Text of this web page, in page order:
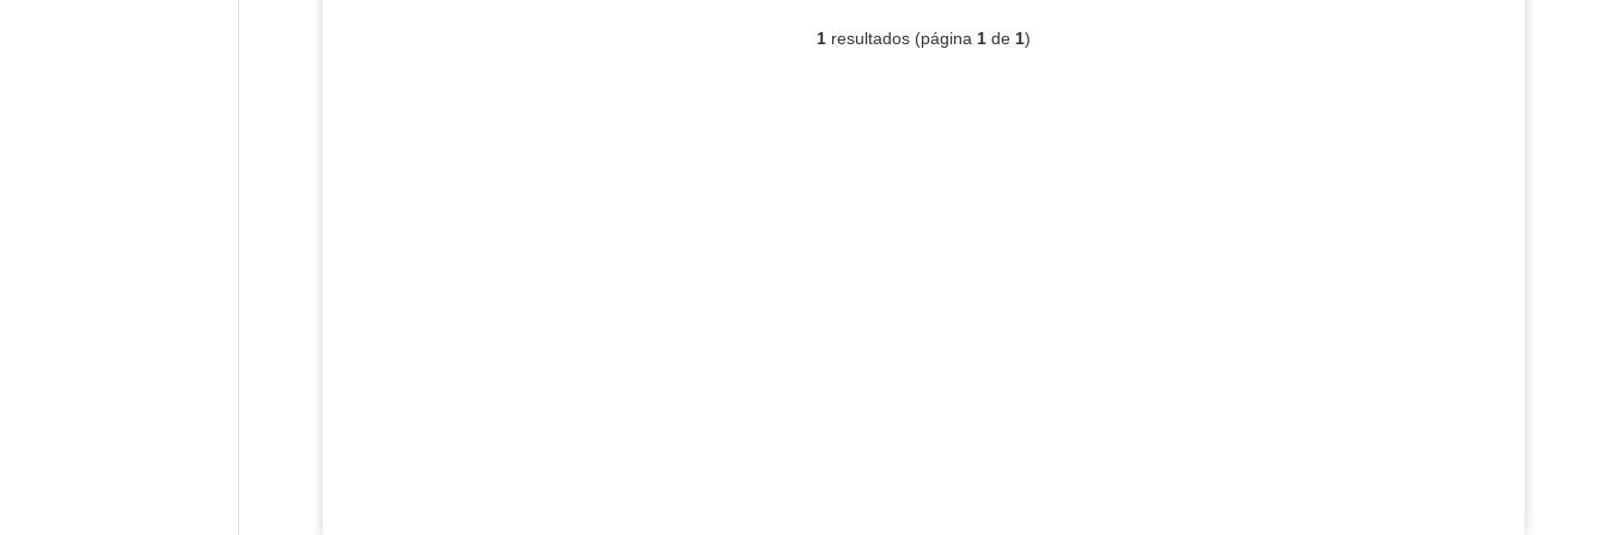
1resultados (página 1de 1)